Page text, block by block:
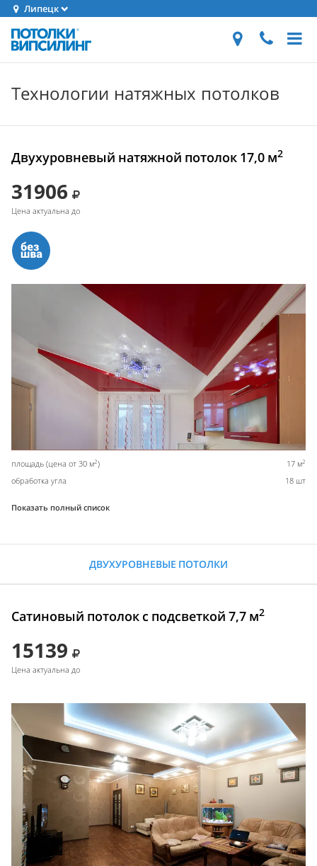
Липецк
Технологии натяжных потолков
Двухуровневый натяжной потолок 17,0 м2
31906
Цена актуальна до
площадь (цена от 30 м2) 17 м2
обработка угла 18 шт
Показать полный список
ДВУХУРОВНЕВЫЕ ПОТОЛКИ
Сатиновый потолок с подсветкой 7,7 м2
15139
Цена актуальна до